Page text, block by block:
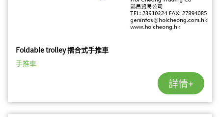
Foldable trolley 摺合式手推車
手推車
詳情+